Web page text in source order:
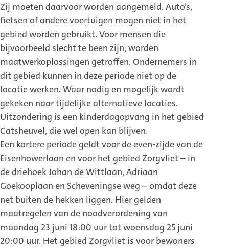
Zij moeten daarvoor worden aangemeld. Auto’s,
fietsen of andere voertuigen mogen niet in het
gebied worden gebruikt. Voor mensen die
bijvoorbeeld slecht te been zijn, worden
maatwerkoplossingen getroffen. Ondernemers in
dit gebied kunnen in deze periode niet op de
locatie werken. Waar nodig en mogelijk wordt
gekeken naar tijdelijke alternatieve locaties.
Uitzondering is een kinderdagopvang in het gebied
Catsheuvel, die wel open kan blijven.
Een kortere periode geldt voor de even-zijde van de
Eisenhowerlaan en voor het gebied Zorgvliet – in
de driehoek Johan de Wittlaan, Adriaan
Goekooplaan en Scheveningse weg – omdat deze
net buiten de hekken liggen. Hier gelden
maatregelen van de noodverordening van
maandag 23 juni 18:00 uur tot woensdag 25 juni
20:00 uur. Het gebied Zorgvliet is voor bewoners